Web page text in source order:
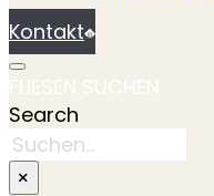
Kontakt
Search
×